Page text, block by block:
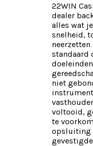
22WIN
dealer
alles wat
snelheid,
standaard
niet
voltooid,
te
opsluiting